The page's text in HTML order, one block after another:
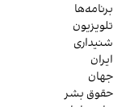
برنامه‌ها
تلویزیون
شنیداری
ایران
جهان
حقوق بشر